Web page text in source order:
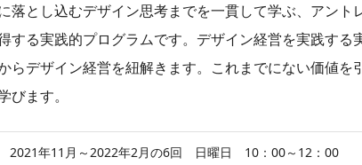
落とし込むデザイン思考までを一貫して学ぶ、アント
する実践的プログラムです。デザイン経営を実践する
らデザイン経営を紐解きます。これまでにない価値を
びます。
2021年11月～2022年2月の6回 日曜日 10：00～12：00